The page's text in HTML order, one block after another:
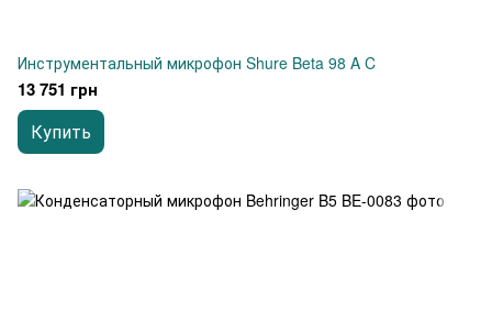
Инструментальный микрофон Shure Beta 98 A C
13 751 грн
Купить